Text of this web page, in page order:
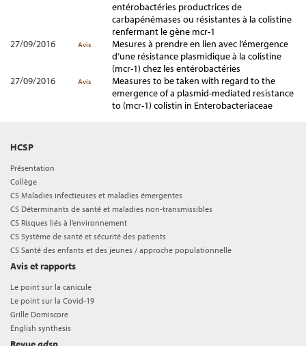
entérobactéries productrices de
carbapénémases ou résistantes à la colistine
renfermant le gène mcr-1
27/09/2016
Avis
Mesures à prendre en lien avec l’émergence
d’une résistance plasmidique à la colistine
(mcr-1) chez les entérobactéries
27/09/2016
Avis
Measures to be taken with regard to the
emergence of a plasmid-mediated resistance
to (mcr-1) colistin in Enterobacteriaceae
HCSP
Présentation
Collège
CS Maladies infectieuses et maladies émergentes
CS Déterminants de santé et maladies non-transmissibles
CS Risques liés à l’environnement
CS Système de santé et sécurité des patients
CS Santé des enfants et des jeunes / approche populationnelle
Avis et rapports
Le point sur la canicule
Le point sur la Covid-19
Grille Domiscore
English synthesis